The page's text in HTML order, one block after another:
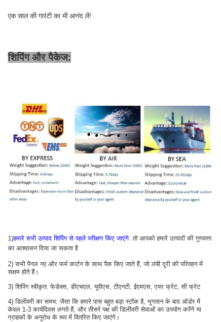
एक साल की गारंटी का भी आनंद लें!
शिपिंग और पैकेज:
1)हमारे सभी उत्पाद शिपिंग से पहले परीक्षण किए जाएंगे .तो आपको हमारे उत्पादों की गुणवत्ता
का आश्वासन दिया जा सकता है
2) सभी पैनल नए और फर्म कार्टन के साथ पैक किए जाते हैं, जो लंबी दूरी की परिवहन में
सक्षम होते हैं।
3) शिपिंग स्वीकृत: फेडेक्स, डीएचएल, यूपीएस, टीएनटी, ईएमएस, एयर फ्रेट, सी फ्रेट
4) डिलीवरी का समय: जैसा कि हमारे पास बहुत बड़ा स्टॉक है, भुगतान के बाद ऑर्डर में
केवल 1-3 कार्यदिवस लगते हैं, और तीसरे पक्ष की डिलीवरी सेवाओं का उपयोग करेंगे या
ग्राहकों के अनुरोध के रूप में वितरित किए जाएंगे।